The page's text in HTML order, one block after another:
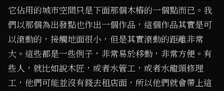
它佔用的城市空間只是下面那個木樁的一個點而已。我
們以那個為出發點也作出一個作品，這個作品其實是可
以滾動的，接觸地面很小，但是其實滾動的距離非常
大。這些都是一些例子，非常易於移動，非常方便。有
些人，就比如說木匠，或者水管工，或者水龍頭修理
工，他們可能並沒有錢去租店面，所以他們就會帶上這